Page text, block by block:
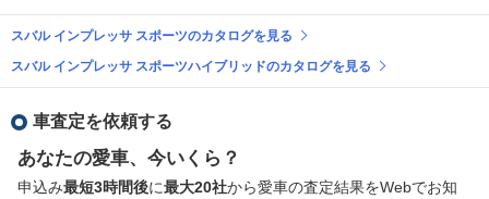
スバル インプレッサ スポーツのカタログを見る
スバル インプレッサ スポーツハイブリッドのカタログを見る
車査定を依頼する
あなたの愛車、今いくら？
申込み最短3時間後に最大20社から愛車の査定結果をWebでお知